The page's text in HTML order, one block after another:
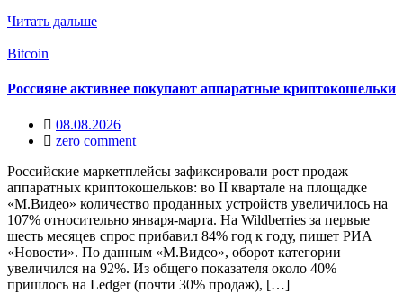
Читать дальше
Bitcoin
Россияне активнее покупают аппаратные криптокошельки
08.08.2026
zero comment
Российские маркетплейсы зафиксировали рост продаж
аппаратных криптокошельков: во II квартале на площадке
«М.Видео» количество проданных устройств увеличилось на
107% относительно января-марта. На Wildberries за первые
шесть месяцев спрос прибавил 84% год к году, пишет РИА
«Новости». По данным «М.Видео», оборот категории
увеличился на 92%. Из общего показателя около 40%
пришлось на Ledger (почти 30% продаж), […]